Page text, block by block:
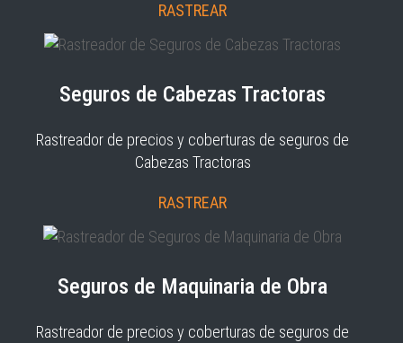
RASTREAR
Seguros de Cabezas Tractoras
Rastreador de precios y coberturas de seguros de
Cabezas Tractoras
RASTREAR
Seguros de Maquinaria de Obra
Rastreador de precios y coberturas de seguros de